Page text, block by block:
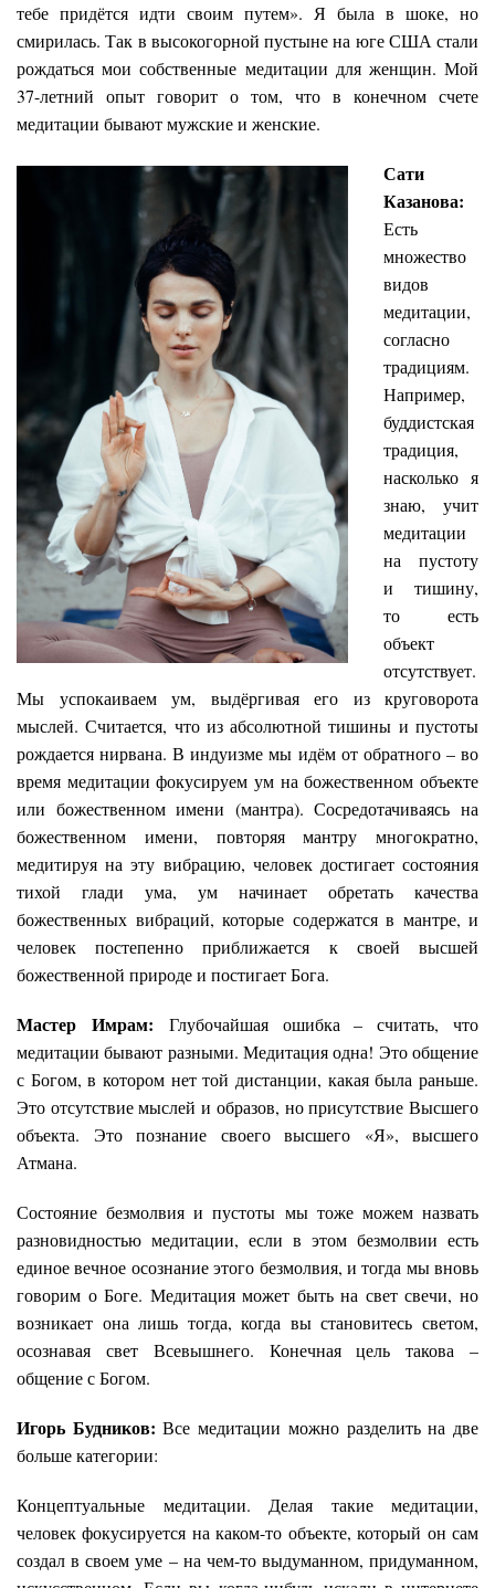
тебе придётся идти своим путем». Я была в шоке, но
смирилась. Так в высокогорной пустыне на юге США стали
рождаться мои собственные медитации для женщин. Мой
37-летний опыт говорит о том, что в конечном счете
медитации бывают мужские и женские.
Сати
Казанова:
Есть
множество
видов
медитации,
согласно
традициям.
Например,
буддистская
традиция,
насколько я
знаю, учит
медитации
на пустоту
и тишину,
то есть
объект
отсутствует.
Мы успокаиваем ум, выдёргивая его из круговорота
мыслей. Считается, что из абсолютной тишины и пустоты
рождается нирвана. В индуизме мы идём от обратного – во
время медитации фокусируем ум на божественном объекте
или божественном имени (мантра). Сосредотачиваясь на
божественном имени, повторяя мантру многократно,
медитируя на эту вибрацию, человек достигает состояния
тихой глади ума, ум начинает обретать качества
божественных вибраций, которые содержатся в мантре, и
человек постепенно приближается к своей высшей
божественной природе и постигает Бога.
Мастер Имрам: Глубочайшая ошибка – считать, что
медитации бывают разными. Медитация одна! Это общение
с Богом, в котором нет той дистанции, какая была раньше.
Это отсутствие мыслей и образов, но присутствие Высшего
объекта. Это познание своего высшего «Я», высшего
Атмана.
Состояние безмолвия и пустоты мы тоже можем назвать
разновидностью медитации, если в этом безмолвии есть
единое вечное осознание этого безмолвия, и тогда мы вновь
говорим о Боге. Медитация может быть на свет свечи, но
возникает она лишь тогда, когда вы становитесь светом,
осознавая свет Всевышнего. Конечная цель такова –
общение с Богом.
Игорь Будников: Все медитации можно разделить на две
больше категории:
Концептуальные медитации. Делая такие медитации,
человек фокусируется на каком-то объекте, который он сам
создал в своем уме – на чем-то выдуманном, придуманном,